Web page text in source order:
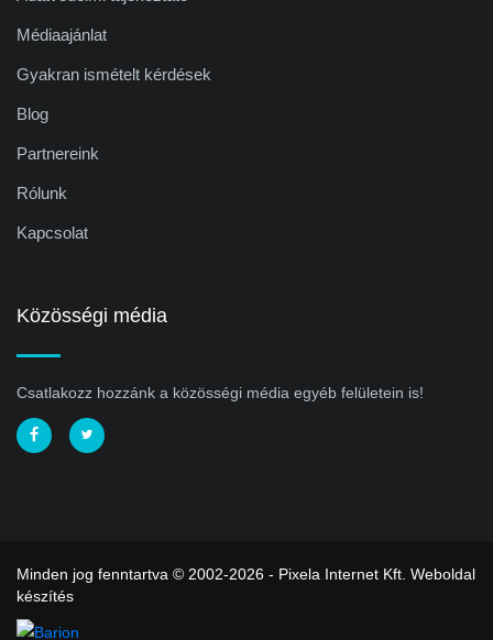
Médiaajánlat
Gyakran ismételt kérdések
Blog
Partnereink
Rólunk
Kapcsolat
Közösségi média
Csatlakozz hozzánk a közösségi média egyéb felületein is!
Minden jog fenntartva © 2002-2026 - Pixela Internet Kft. Weboldal
készítés